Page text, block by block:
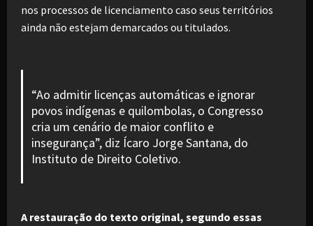
nos processos de licenciamento caso seus territórios
ainda não estejam demarcados ou titulados.
“Ao admitir licenças automáticas e ignorar
povos indígenas e quilombolas, o Congresso
cria um cenário de maior conflito e
insegurança”, diz Ícaro Jorge Santana, do
Instituto de Direito Coletivo.
A restauração do texto original, segundo essas